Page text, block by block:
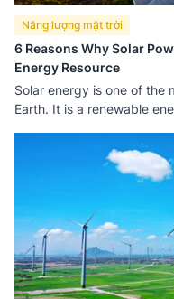
Năng lượng mặt trời
6 Reasons Why Solar
Energy Resource
Solar energy is one of the
Earth. It is a renewable
growing in popularity
and the environment.